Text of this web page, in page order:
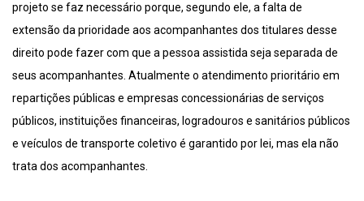
projeto se faz necessário porque, segundo ele, a falta de
extensão da prioridade aos acompanhantes dos titulares desse
direito pode fazer com que a pessoa assistida seja separada de
seus acompanhantes. Atualmente o atendimento prioritário em
repartições públicas e empresas concessionárias de serviços
públicos, instituições financeiras, logradouros e sanitários públicos
e veículos de transporte coletivo é garantido por lei, mas ela não
trata dos acompanhantes.